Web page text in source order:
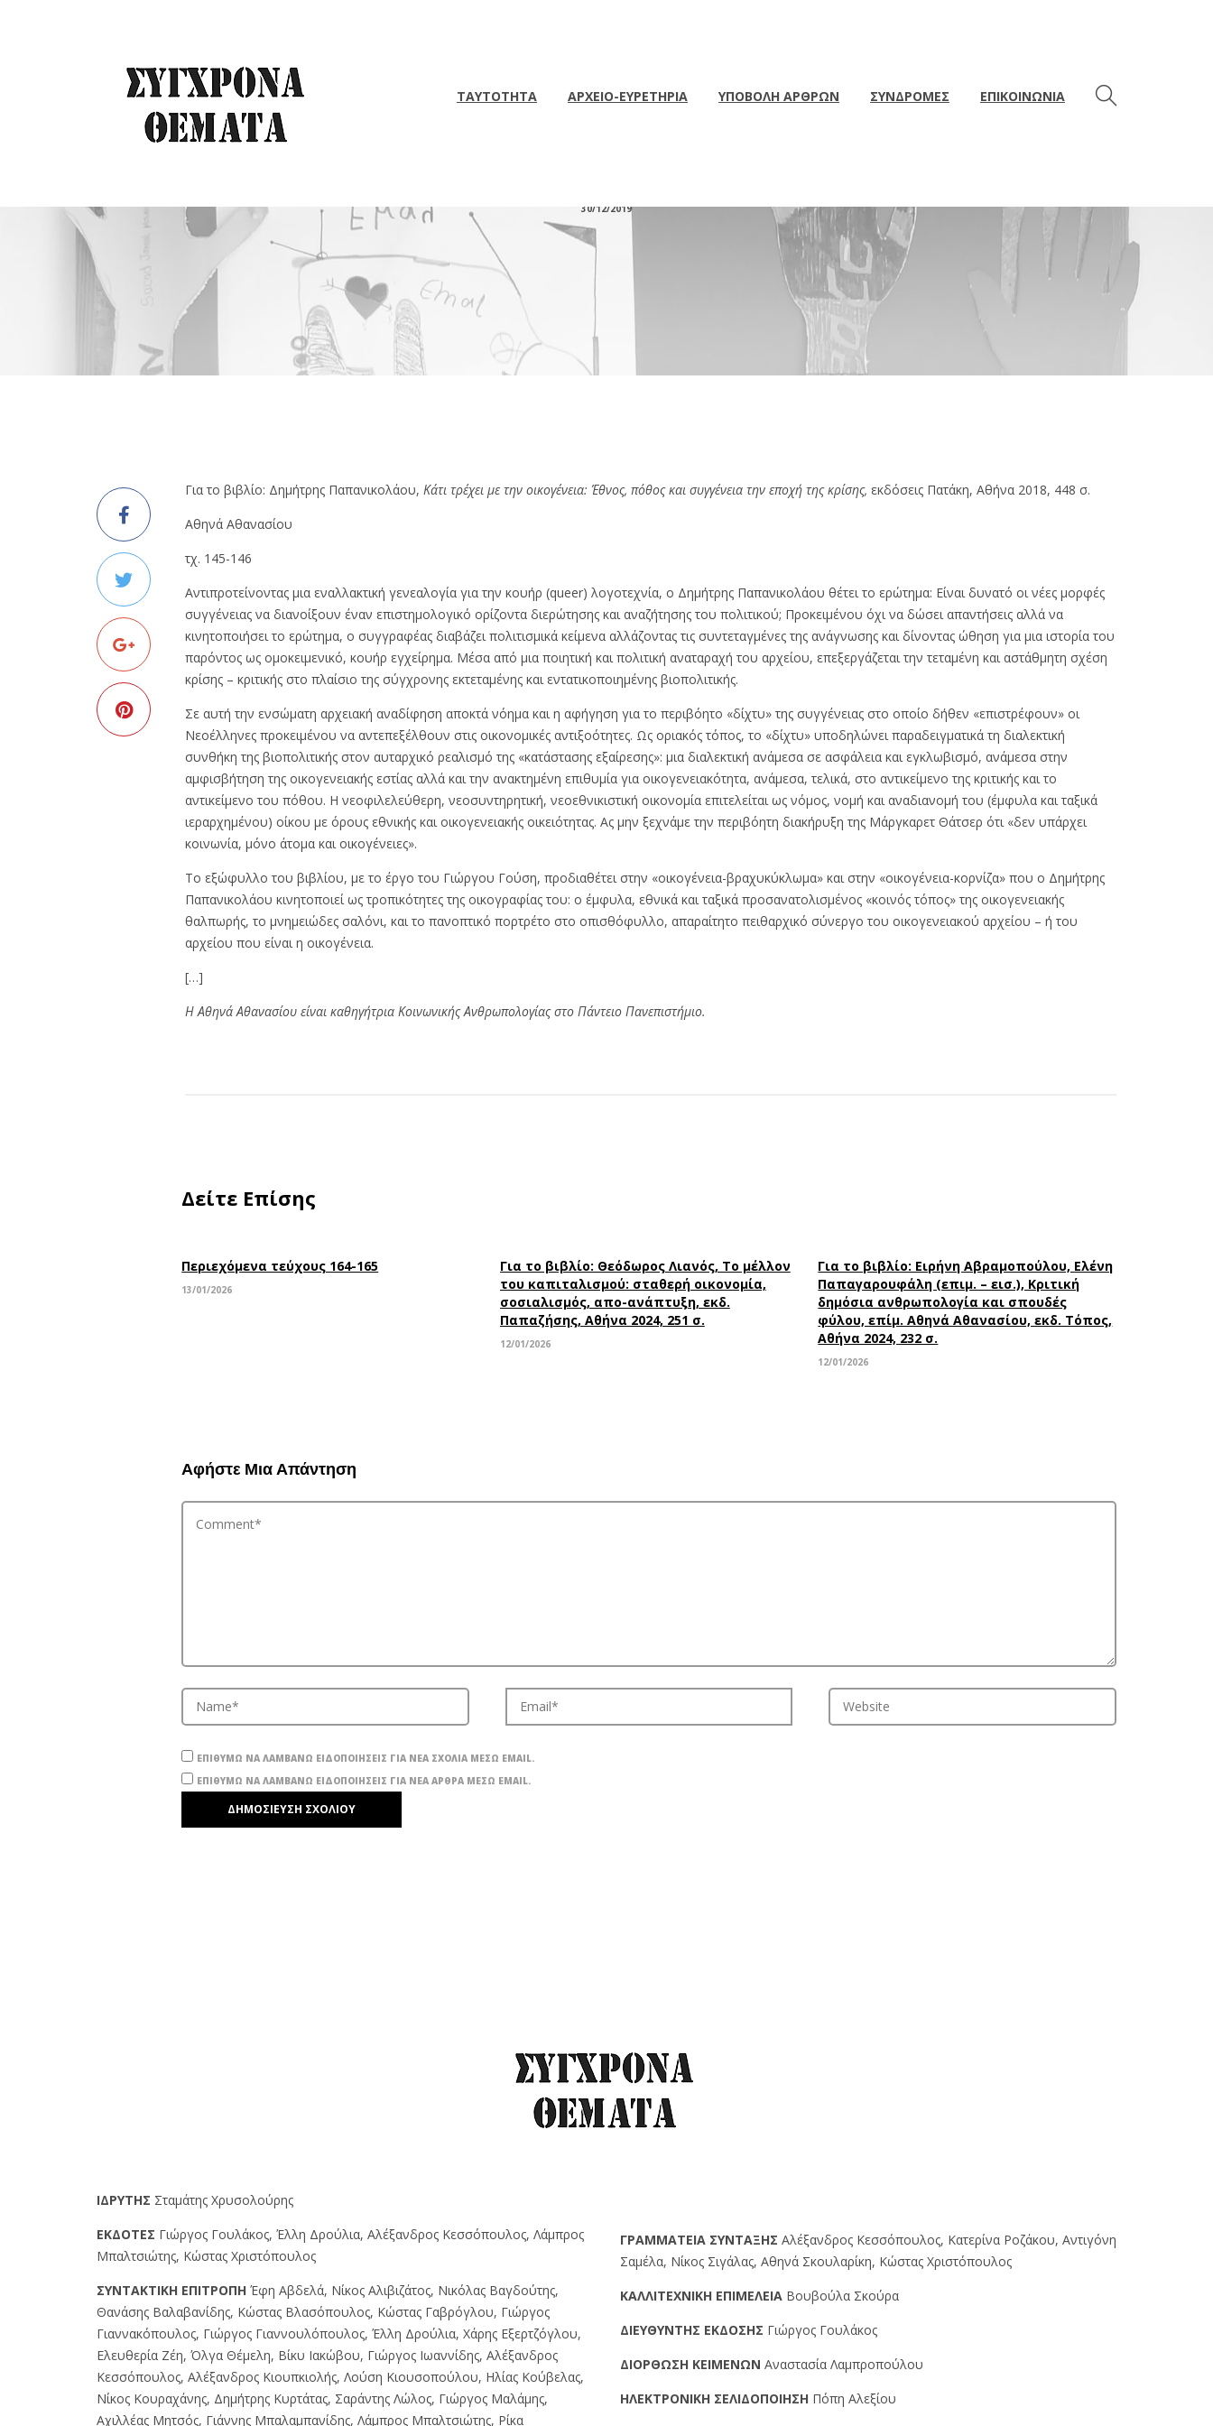
ΤΑΥΤΟΤΗΤΑ ΑΡΧΕΙΟ-ΕΥΡΕΤΗΡΙΑ ΥΠΟΒΟΛΗ ΑΡΘΡΩΝ ΣΥΝΔΡΟΜΕΣ ΕΠΙΚΟΙΝΩΝΙΑ
30/12/2019
Για το βιβλίο: Δημήτρης Παπανικολάου, Κάτι τρέχει με την οικογένεια: Έθνος, πόθος και συγγένεια την εποχή της κρίσης, εκδόσεις Πατάκη, Αθήνα 2018, 448 σ.
Αθηνά Αθανασίου
τχ. 145-146
Αντιπροτείνοντας μια εναλλακτική γενεαλογία για την κουήρ (queer) λογοτεχνία, ο Δημήτρης Παπανικολάου θέτει το ερώτημα: Είναι δυνατό οι νέες μορφές
συγγένειας να διανοίξουν έναν επιστημολογικό ορίζοντα διερώτησης και αναζήτησης του πολιτικού; Προκειμένου όχι να δώσει απαντήσεις αλλά να
κινητοποιήσει το ερώτημα, ο συγγραφέας διαβάζει πολιτισμικά κείμενα αλλάζοντας τις συντεταγμένες της ανάγνωσης και δίνοντας ώθηση για μια ιστορία του
παρόντος ως ομοκειμενικό, κουήρ εγχείρημα. Μέσα από μια ποιητική και πολιτική αναταραχή του αρχείου, επεξεργάζεται την τεταμένη και αστάθμητη σχέση
κρίσης – κριτικής στο πλαίσιο της σύγχρονης εκτεταμένης και εντατικοποιημένης βιοπολιτικής.
Σε αυτή την ενσώματη αρχειακή αναδίφηση αποκτά νόημα και η αφήγηση για το περιβόητο «δίχτυ» της συγγένειας στο οποίο δήθεν «επιστρέφουν» οι
Νεοέλληνες προκειμένου να αντεπεξέλθουν στις οικονομικές αντιξοότητες. Ως οριακός τόπος, το «δίχτυ» υποδηλώνει παραδειγματικά τη διαλεκτική
συνθήκη της βιοπολιτικής στον αυταρχικό ρεαλισμό της «κατάστασης εξαίρεσης»: μια διαλεκτική ανάμεσα σε ασφάλεια και εγκλωβισμό, ανάμεσα στην
αμφισβήτηση της οικογενειακής εστίας αλλά και την ανακτημένη επιθυμία για οικογενειακότητα, ανάμεσα, τελικά, στο αντικείμενο της κριτικής και το
αντικείμενο του πόθου. Η νεοφιλελεύθερη, νεοσυντηρητική, νεοεθνικιστική οικονομία επιτελείται ως νόμος, νομή και αναδιανομή του (έμφυλα και ταξικά
ιεραρχημένου) οίκου με όρους εθνικής και οικογενειακής οικειότητας. Ας μην ξεχνάμε την περιβόητη διακήρυξη της Μάργκαρετ Θάτσερ ότι «δεν υπάρχει
κοινωνία, μόνο άτομα και οικογένειες».
Το εξώφυλλο του βιβλίου, με το έργο του Γιώργου Γούση, προδιαθέτει στην «οικογένεια-βραχυκύκλωμα» και στην «οικογένεια-κορνίζα» που ο Δημήτρης
Παπανικολάου κινητοποιεί ως τροπικότητες της οικογραφίας του: ο έμφυλα, εθνικά και ταξικά προσανατολισμένος «κοινός τόπος» της οικογενειακής
θαλπωρής, το μνημειώδες σαλόνι, και το πανοπτικό πορτρέτο στο οπισθόφυλλο, απαραίτητο πειθαρχικό σύνεργο του οικογενειακού αρχείου – ή του
αρχείου που είναι η οικογένεια.
[…]
Η Αθηνά Αθανασίου είναι καθηγήτρια Κοινωνικής Ανθρωπολογίας στο Πάντειο Πανεπιστήμιο.
Δείτε Επίσης
Περιεχόμενα τεύχους 164-165
13/01/2026
Για το βιβλίο: Θεόδωρος Λιανός, Το μέλλον
του καπιταλισμού: σταθερή οικονομία,
σοσιαλισμός, απο-ανάπτυξη, εκδ.
Παπαζήσης, Αθήνα 2024, 251 σ.
12/01/2026
Για το βιβλίο: Ειρήνη Αβραμοπούλου, Ελένη
Παπαγαρουφάλη (επιμ. – εισ.), Κριτική
δημόσια ανθρωπολογία και σπουδές
φύλου, επίμ. Αθηνά Αθανασίου, εκδ. Τόπος,
Αθήνα 2024, 232 σ.
12/01/2026
Αφήστε Μια Απάντηση
ΕΠΙΘΥΜΏ ΝΑ ΛΑΜΒΆΝΩ ΕΙΔΟΠΟΙΉΣΕΙΣ ΓΙΑ ΝΈΑ ΣΧΌΛΙΑ ΜΈΣΩ EMAIL.
ΕΠΙΘΥΜΏ ΝΑ ΛΑΜΒΆΝΩ ΕΙΔΟΠΟΙΉΣΕΙΣ ΓΙΑ ΝΈΑ ΆΡΘΡΑ ΜΈΣΩ EMAIL.
IΔPYTHΣ Σταμάτης Χρυσολούρης
EKΔOTEΣ Γιώργος Γουλάκος, Έλλη Δρούλια, Αλέξανδρος Κεσσόπουλος, Λάμπρος
Μπαλτσιώτης, Κώστας Χριστόπουλος
ΣYNTAKTIKH EΠITPOΠH Έφη Αβδελά, Νίκος Αλιβιζάτος, Νικόλας Βαγδούτης,
Θανάσης Βαλαβανίδης, Κώστας Βλασόπουλος, Κώστας Γαβρόγλου, Γιώργος
Γιαννακόπουλος, Γιώργος Γιαννουλόπουλος, Έλλη Δρούλια, Χάρης Εξερτζόγλου,
Ελευθερία Ζέη, Όλγα Θέμελη, Βίκυ Ιακώβου, Γιώργος Ιωαννίδης, Αλέξανδρος
Κεσσόπουλος, Αλέξανδρος Κιουπκιολής, Λούση Κιουσοπούλου, Ηλίας Κούβελας,
Νίκος Κουραχάνης, Δημήτρης Κυρτάτας, Σαράντης Λώλος, Γιώργος Μαλάμης,
Αχιλλέας Μητσός, Γιάννης Μπαλαμπανίδης, Λάμπρος Μπαλτσιώτης, Ρίκα
ΓPAMMATEIA ΣYNTAΞHΣ Αλέξανδρος Κεσσόπουλος, Κατερίνα Ροζάκου, Αντιγόνη
Σαμέλα, Νίκος Σιγάλας, Αθηνά Σκουλαρίκη, Κώστας Χριστόπουλος
KAΛΛITEXNIKH EΠIMEΛEIA Βουβούλα Σκούρα
ΔIEYΘYNTHΣ EKΔOΣHΣ Γιώργος Γουλάκος
ΔIOPΘΩΣH KEIMENΩN Αναστασία Λαμπροπούλου
HΛEKTPONIKH ΣEΛIΔOΠOIHΣH Πόπη Αλεξίου